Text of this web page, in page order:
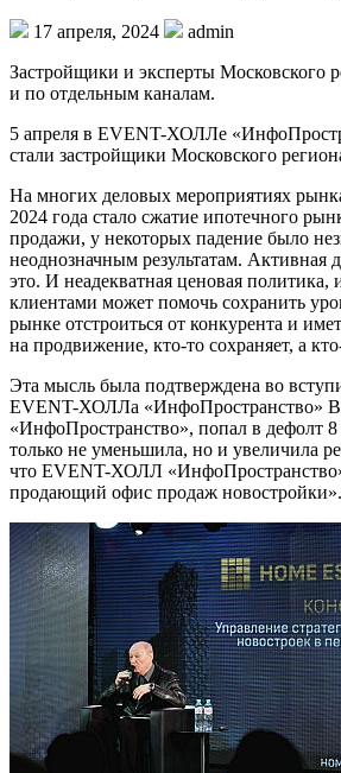
17 апреля, 2024
admin
Застройщики и эксперты Московского
и по отдельным каналам.
5 апреля в EVENT-ХОЛЛе
стали застройщики Московского
На многих деловых мероприятиях
2024 года стало сжатие ипотечного
продажи, у некоторых падение было
неоднозначным результатам.
это. И неадекватная ценовая
клиентами может помочь сохранить
рынке отстроиться от конкурента и
на продвижение, кто-то сохраняет, а
Эта мысль была подтверждена во
EVENT-ХОЛЛа «ИнфоПространство»
«ИнфоПространство», попал в дефолт 8
только не уменьшила, но и увеличила
что EVENT-ХОЛЛ «ИнфоПространство»
продающий офис продаж